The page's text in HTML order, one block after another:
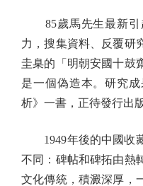
85歲馬先生最新引
力，搜集資料、反覆研
圭臬的「明朝安國十鼓
是一個偽造本。研究
析》一書，正待發行出版
1949年後的中國收藏
不同：碑帖和碑拓由熱
文化傳統，積澱深厚，